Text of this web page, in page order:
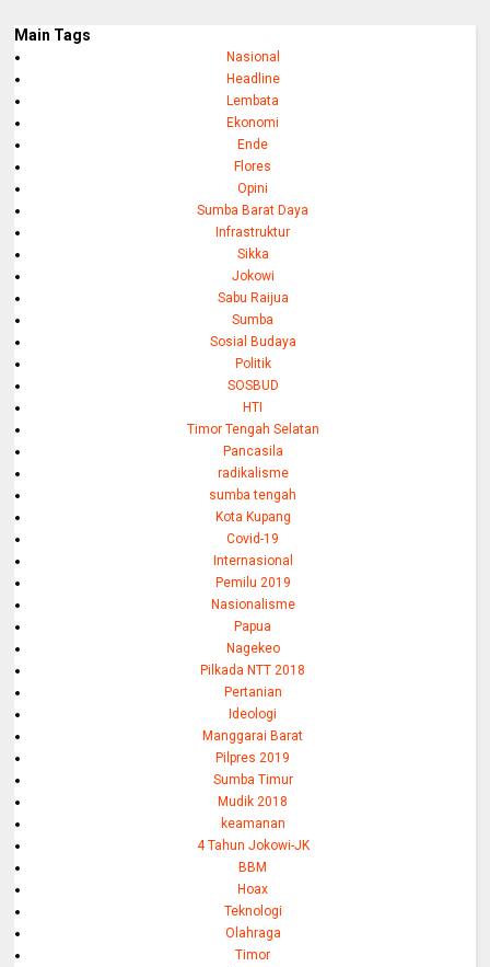
Main Tags
Nasional
Headline
Lembata
Ekonomi
Ende
Flores
Opini
Sumba Barat Daya
Infrastruktur
Sikka
Jokowi
Sabu Raijua
Sumba
Sosial Budaya
Politik
SOSBUD
HTI
Timor Tengah Selatan
Pancasila
radikalisme
sumba tengah
Kota Kupang
Covid-19
Internasional
Pemilu 2019
Nasionalisme
Papua
Nagekeo
Pilkada NTT 2018
Pertanian
Ideologi
Manggarai Barat
Pilpres 2019
Sumba Timur
Mudik 2018
keamanan
4 Tahun Jokowi-JK
BBM
Hoax
Teknologi
Olahraga
Timor